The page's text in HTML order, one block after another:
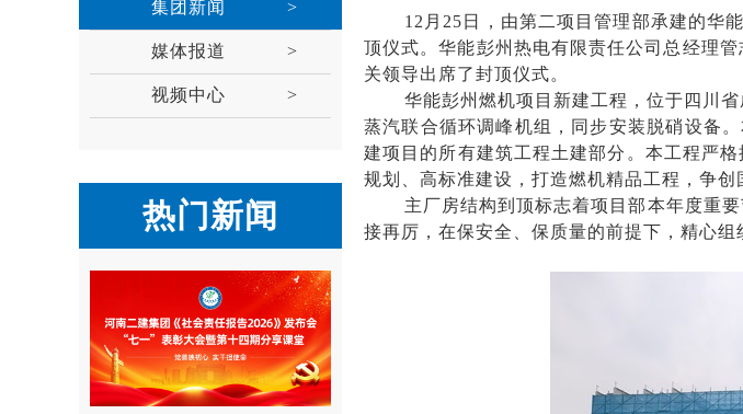
集团新闻 >
媒体报道 >
视频中心 >
热门新闻
12月25日，由第二项目管理部承建的华
顶仪式。华能彭州热电有限责任公司总经理
关领导出席了封顶仪式。
华能彭州燃机项目新建工程，位于四川
蒸汽联合循环调峰机组，同步安装脱硝设备
建项目的所有建筑工程土建部分。本工程严
规划、高标准建设，打造燃机精品工程，争创
主厂房结构到顶标志着项目部本年度重
接再厉，在保安全、保质量的前提下，精心组